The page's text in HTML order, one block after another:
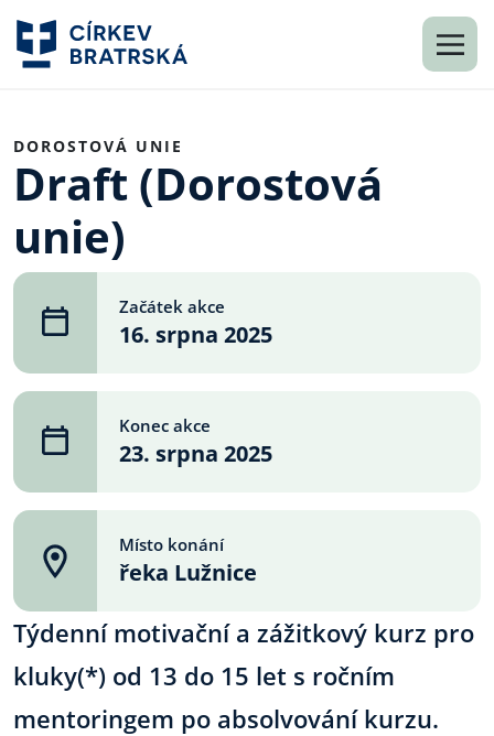
DOROSTOVÁ UNIE
Draft (Dorostová
unie)
Začátek akce
16. srpna 2025
Konec akce
23. srpna 2025
Místo konání
řeka Lužnice
Týdenní motivační a zážitkový kurz pro
kluky(*) od 13 do 15 let s ročním
mentoringem po absolvování kurzu.